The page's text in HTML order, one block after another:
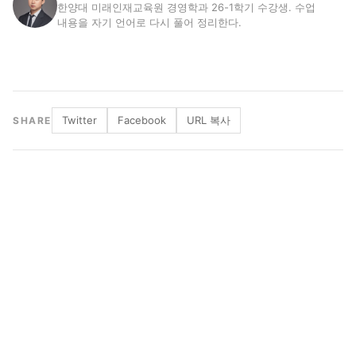
한양대 미래인재교육원 경영학과 26-1학기 수강생. 수업
내용을 자기 언어로 다시 풀어 정리한다.
SHARE Twitter Facebook URL 복사